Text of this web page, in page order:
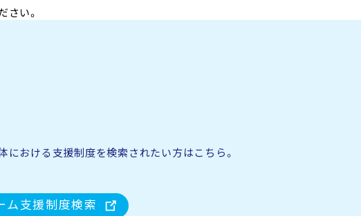
さい。
における支援制度を検索されたい方はこちら。
ム支援制度検索